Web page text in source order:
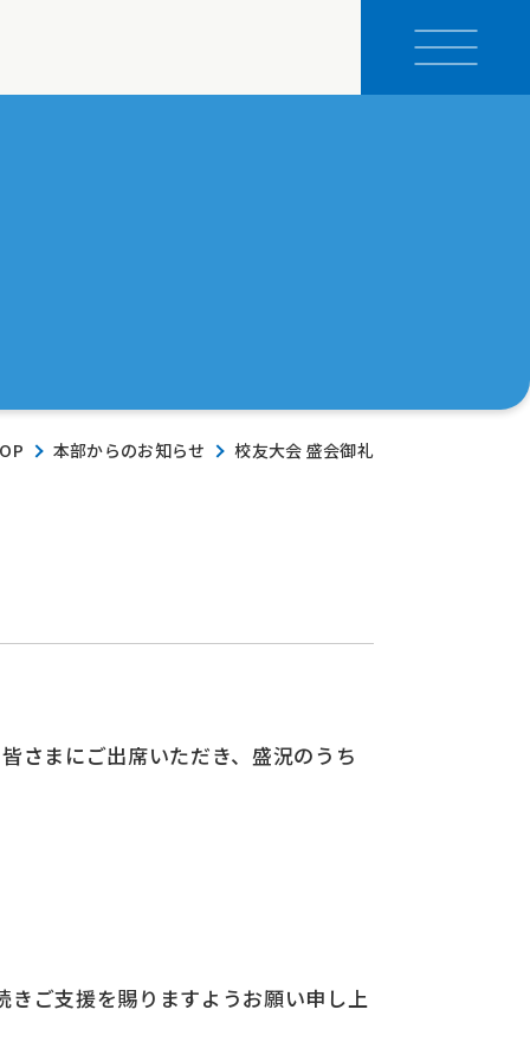
本部からのお知らせ 校友大会 盛会御礼
さまにご出席いただき、盛況のうち
ご支援を賜りますようお願い申し上